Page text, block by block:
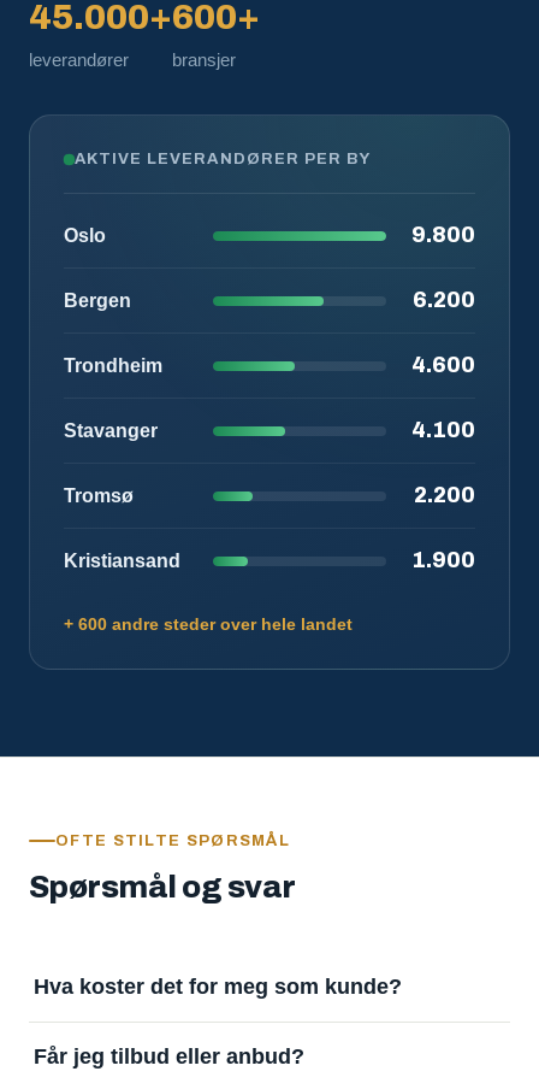
45.000+
leverandører
600+
bransjer
AKTIVE LEVERANDØRER PER BY
Oslo 9.800
Bergen 6.200
Trondheim 4.600
Stavanger 4.100
Tromsø 2.200
Kristiansand 1.900
+ 600 andre steder over hele landet
OFTE STILTE SPØRSMÅL
Spørsmål og svar
Hva koster det for meg som kunde?
å motta svar. Tjenesten finansieres av
Får jeg tilbud eller anbud?